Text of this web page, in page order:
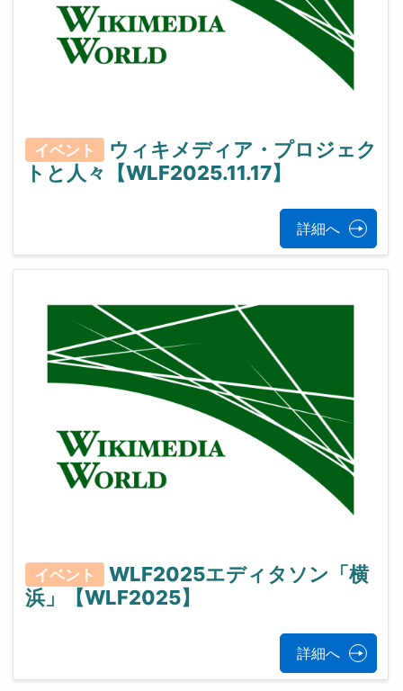
イベント
ウィキメディア・プロジェク
トと人々【WLF2025.11.17】
詳細へ
イベント
WLF2025エディタソン「横
浜」【WLF2025】
詳細へ